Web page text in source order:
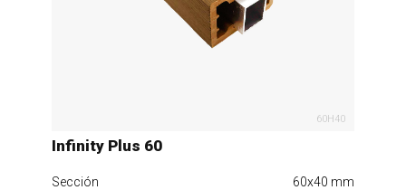
60H40
Infinity Plus 60
Sección
60x40 mm